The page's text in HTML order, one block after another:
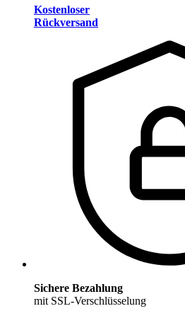
Kostenloser
Rückversand
Sichere Bezahlung
mit SSL-Verschlüsselung